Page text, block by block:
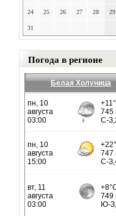
24 25 26 27 28 29
31
Погода в регионе
Белая Холуница